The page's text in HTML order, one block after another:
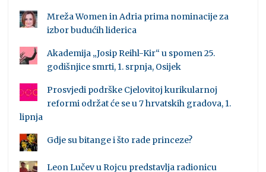
Mreža Women in Adria prima nominacije za
izbor budućih liderica
Akademija „Josip Reihl-Kir“ u spomen 25.
godišnjice smrti, 1. srpnja, Osijek
Prosvjedi podrške Cjelovitoj kurikularnoj
reformi održat će se u 7 hrvatskih gradova, 1.
lipnja
Gdje su bitange i što rade princeze?
Leon Lučev u Rojcu predstavlja radionicu